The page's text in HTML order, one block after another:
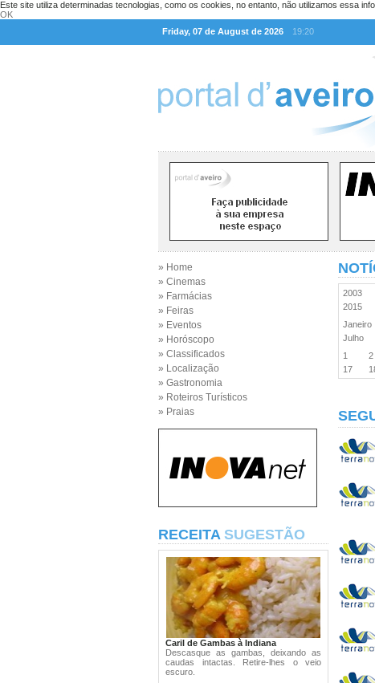
Este site utiliza determinadas tecnologias, como os cookies, no entanto, não utilizamos essa
OK
Friday, 07 de August de 2026
19:20
» Home
» Cinemas
» Farmácias
» Feiras
» Eventos
» Horóscopo
» Classificados
» Localização
» Gastronomia
» Roteiros Turísticos
» Praias
RECEITA SUGESTÃO
Caril de Gambas à Indiana
Descasque as gambas, deixando as
caudas intactas. Retire-lhes o veio
escuro.
2003
2015
Janeiro
Julho
1
2
17